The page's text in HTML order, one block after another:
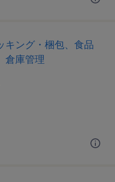
キング・梱包、食品
倉庫管理